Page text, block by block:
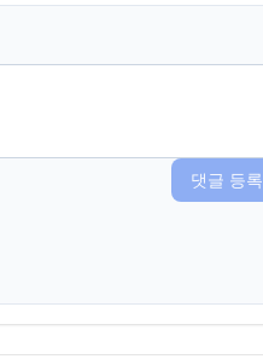
댓글 등록